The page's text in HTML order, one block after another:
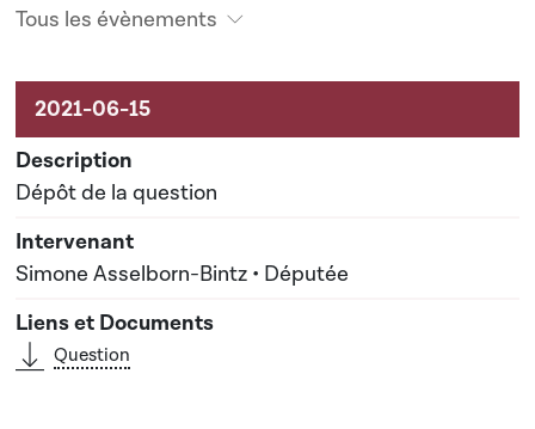
Tous les évènements
Activités liées au dossier
Dépôt de la question
Simone Asselborn-Bintz • Députée
Question